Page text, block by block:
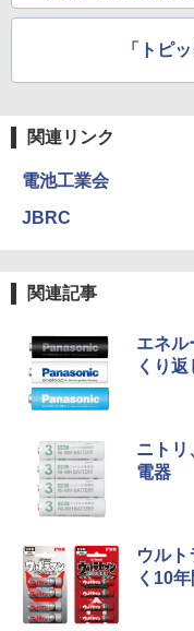
いしいか比較
「トピ
関連リンク
電池工業会
JBRC
関連記事
エネル
くり
ニトリ
電器
ウル
く10